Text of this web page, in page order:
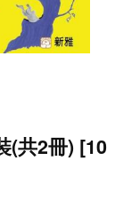
(共2冊) [10